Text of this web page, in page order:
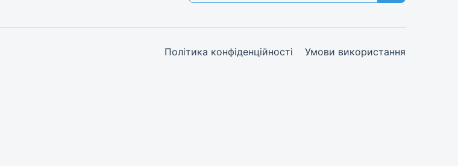
Політика конфіденційності Умови використання